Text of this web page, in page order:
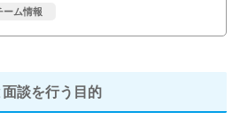
ーム情報
談を行う目的